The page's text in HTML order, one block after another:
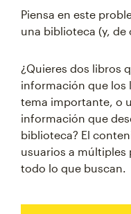
Piensa en este
una biblioteca (y, de
¿Quieres dos libros
información que los
tema importante, o
información que
biblioteca? El
usuarios a múltiples
todo lo que buscan.